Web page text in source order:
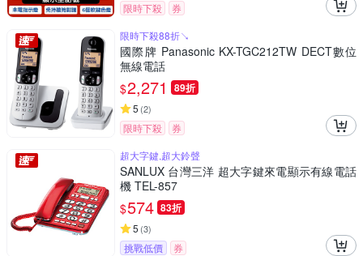
限時下殺
券
限時下殺88折↘
國際牌 Panasonic KX-TGC212TW DECT數位
無線電話
$2,271 89折
5 (2)
限時下殺
券
超大字鍵,超大鈴聲
SANLUX 台灣三洋 超大字鍵來電顯示有線電話
機 TEL-857
$574 83折
5 (3)
挑戰低價 券